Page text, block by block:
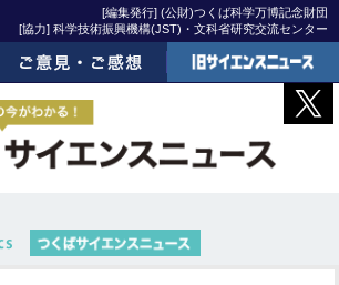
[編集発行] (公財)つくば科学万博記念財団
[協力] 科学技術振興機構(JST)・文科省研究交流センター
意見・ご感想
旧サイエンスニュー